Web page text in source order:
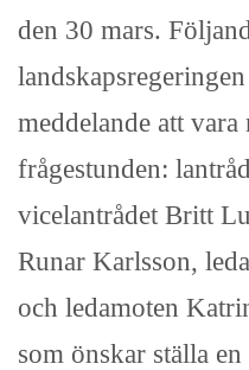
den 30 mars.
meddelande att
frågestunden:
vicelantrådet Britt
Runar Karlsson,
och ledamoten
som önskar ställa